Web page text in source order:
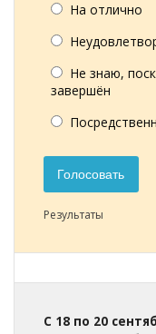
На отлично
Не знаю,
завершён
Голосовать
Результаты
С 18 по 20